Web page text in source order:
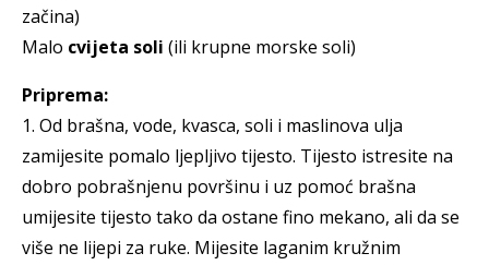
začina)
Malo cvijeta soli (ili krupne morske soli)
Priprema:
1. Od brašna, vode, kvasca, soli i maslinova ulja
zamijesite pomalo ljepljivo tijesto. Tijesto istresite na
dobro pobrašnjenu površinu i uz pomoć brašna
umijesite tijesto tako da ostane fino mekano, ali da se
više ne lijepi za ruke. Mijesite laganim kružnim